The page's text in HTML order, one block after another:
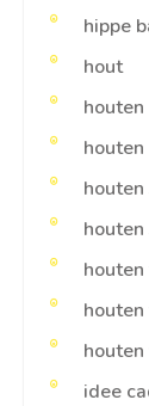
hippe
hout
houten
idee